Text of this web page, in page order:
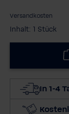
Versandkosten
Inhalt: 1 Stück
In 1-4